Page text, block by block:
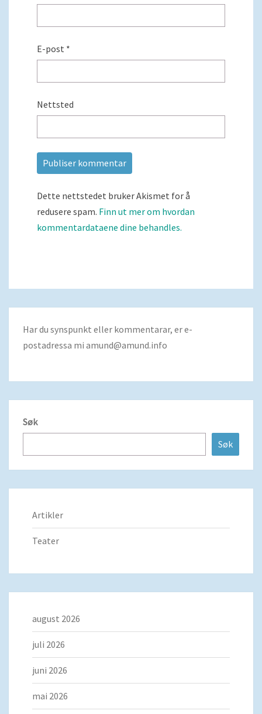
E-post *
Nettsted
Dette nettstedet bruker Akismet for å
redusere spam. Finn ut mer om hvordan
kommentardataene dine behandles.
Har du synspunkt eller kommentarar, er e-
postadressa mi amund@amund.info
Søk
Søk
Artikler
Teater
august 2026
juli 2026
juni 2026
mai 2026